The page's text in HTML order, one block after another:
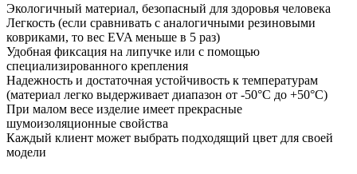
Экологичный материал, безопасный для здоровья человека
Легкость (если сравнивать с аналогичными резиновыми
ковриками, то вес EVA меньше в 5 раз)
Удобная фиксация на липучке или с помощью
специализированного крепления
Надежность и достаточная устойчивость к температурам
(материал легко выдерживает диапазон от -50°С до +50°С)
При малом весе изделие имеет прекрасные
шумоизоляционные свойства
Каждый клиент может выбрать подходящий цвет для своей
модели